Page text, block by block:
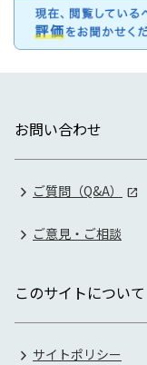
お問い合わせ
ご質問（Q&A）
ご意見・ご相談
このサイトについて
サイトポリシー